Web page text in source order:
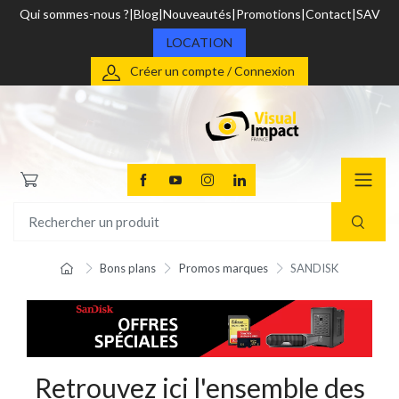
Qui sommes-nous ? Blog Nouveautés Promotions Contact SAV
LOCATION
Créer un compte / Connexion
Bons plans Promos marques SANDISK
Retrouvez ici l'ensemble des